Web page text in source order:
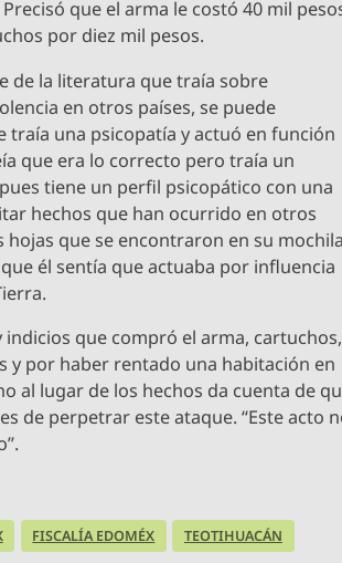
que el arma le costó 40 mil
por diez mil pesos.
de la literatura que traía sobre
en otros países, se puede
traía una psicopatía y actuó en función
que era lo correcto pero traía un
tiene un perfil psicopático con una
hechos que han ocurrido en otros
hojas que se encontraron en su
él sentía que actuaba por influencia
indicios que compró el arma, cartuchos,
y por haber rentado una habitación en
al lugar de los hechos da cuenta de
de perpetrar este ataque. “Este acto
FISCALÍA EDOMÉX TEOTIHUACÁN